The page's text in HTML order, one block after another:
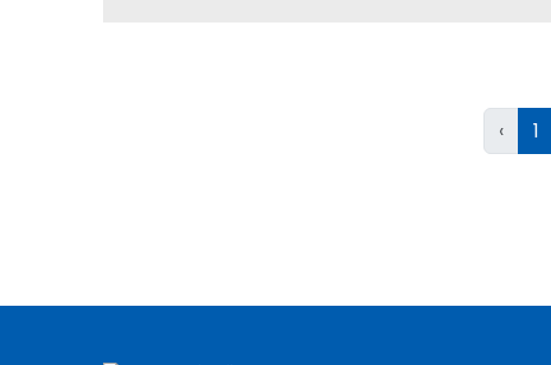
‹ 1